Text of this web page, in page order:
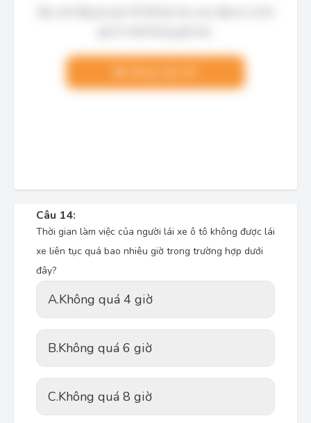
Câu 14:
Thời gian làm việc của người lái xe ô tô không được lái
xe liên tục quá bao nhiêu giờ trong trường hợp dưới
đây?
A.Không quá 4 giờ
B.Không quá 6 giờ
C.Không quá 8 giờ